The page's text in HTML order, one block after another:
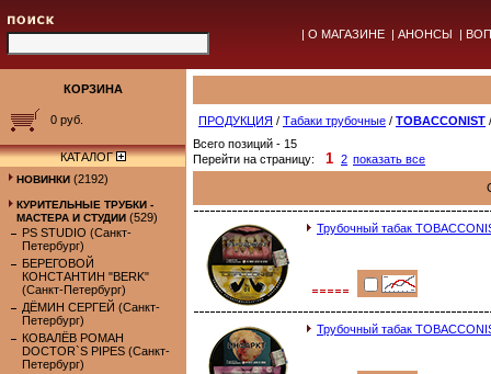
| О МАГАЗИНЕ | АНОНСЫ |
КОРЗИНА
0 руб.
КАТАЛОГ
НОВИНКИ (2192)
КУРИТЕЛЬНЫЕ ТРУБКИ -
МАСТЕРА И СТУДИИ (529)
PS STUDIO (Санкт-
Петербург)
БЕРЕГОВОЙ
КОНСТАНТИН "BERK"
(Санкт-Петербург)
ДЁМИН СЕРГЕЙ (Санкт-
Петербург)
КОВАЛЁВ РОМАН
DOCTOR`S PIPES (Санкт-
Петербург)
ПРОДУКЦИЯ / Табаки трубочные / TOBACCONIST /
Всего позиций - 15
Перейти на страницу:
1 2 показать все
Трубочный табак
Трубочный табак